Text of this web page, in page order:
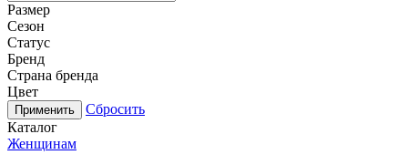
Размер
Сезон
Статус
Бренд
Страна бренда
Цвет
Сбросить
Каталог
Женщинам